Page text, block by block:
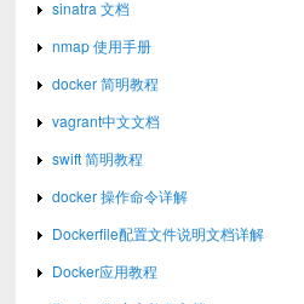
sinatra 文档
nmap 使用手册
docker 简明教程
vagrant中文文档
swift 简明教程
docker 操作命令详解
Dockerfile配置文件说明文档详解
Docker应用教程